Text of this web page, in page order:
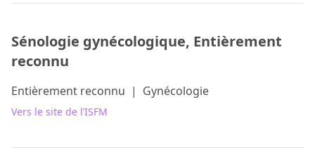
Sénologie gynécologique, Entièrement
reconnu
Entièrement reconnu | Gynécologie
Vers le site de l’ISFM